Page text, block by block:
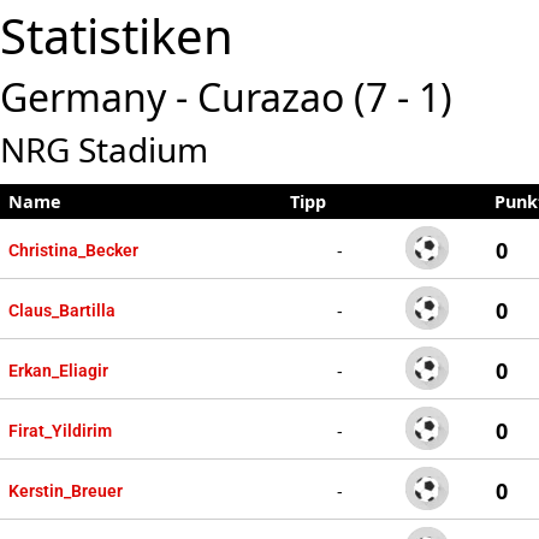
Statistiken
Germany - Curazao (7 - 1)
NRG Stadium
Name Tipp
Christina_Becker - 0
Claus_Bartilla - 0
Erkan_Eliagir - 0
Firat_Yildirim - 0
Kerstin_Breuer - 0